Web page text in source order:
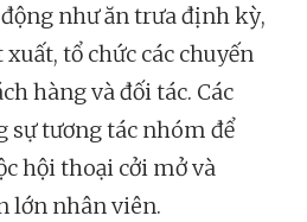
như ăn trưa định kỳ,
tổ chức các chuyến
hàng và đối tác. Các
sự tương tác nhóm để
hội thoại cởi mở và
lớn nhân viên.